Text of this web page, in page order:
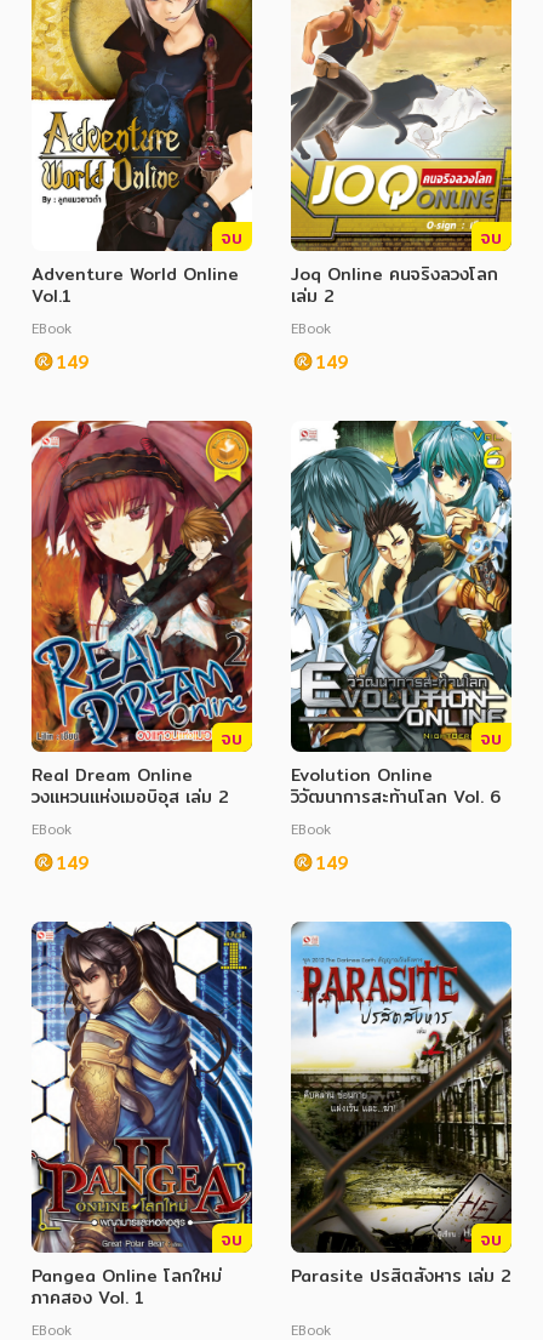
จบ
Adventure World Online
Vol.1
EBook
149
จบ
Joq Online คนจริงลวงโลก
เล่ม 2
EBook
149
จบ
Real Dream Online
วงแหวนแห่งเมอบิอุส เล่ม 2
EBook
149
จบ
Evolution Online
วิวัฒนาการสะท้านโลก Vol. 6
EBook
149
จบ
Pangea Online โลกใหม่
ภาคสอง Vol. 1
EBook
จบ
Parasite ปรสิตสังหาร เล่ม 2
EBook